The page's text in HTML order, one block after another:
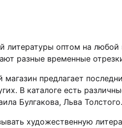
оптом на любой
разные временные
предлагает
В каталоге есть
Булгакова, Льва Толстого.
художественную